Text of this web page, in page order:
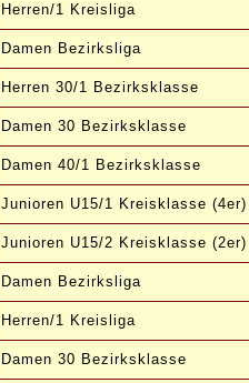
Herren/1 Kreisliga
Damen Bezirksliga
Herren 30/1 Bezirksklasse
Damen 30 Bezirksklasse
Damen 40/1 Bezirksklasse
Junioren U15/1 Kreisklasse (4er)
Junioren U15/2 Kreisklasse (2er)
Damen Bezirksliga
Herren/1 Kreisliga
Damen 30 Bezirksklasse